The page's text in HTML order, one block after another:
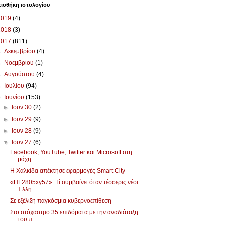
ιστολογίου
(4)
(3)
(811)
Δεκεμβρίου(4)
Νοεμβρίου(1)
Αυγούστου(4)
Ιουλίου(94)
Ιουνίου(153)
►
Ιουν 30 (2)
►
Ιουν 29 (9)
►
Ιουν 28 (9)
▼
Ιουν 27 (6)
Facebook, YouTube, Twitter και Microsoft στη
μάχη ...
Η Χαλκίδα απέκτησε εφαρμογές Smart City
«HL2805xy57»: Τί συμβαίνει όταν τέσσερις νέοι
Έλλη...
Σε εξέλιξη παγκόσμια κυβερνοεπίθεση
Στο στόχαστρο 35 επιδόματα με την αναδιάταξη
του π...